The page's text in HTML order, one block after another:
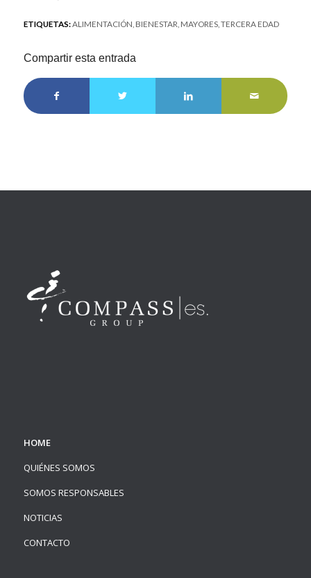
ETIQUETAS:ALIMENTACIÓN BIENESTAR MAYORES, TERCERA EDAD
Compartir esta entrada
HOME
QUIÉNES SOMOS
SOMOS RESPONSABLES
NOTICIAS
CONTACTO